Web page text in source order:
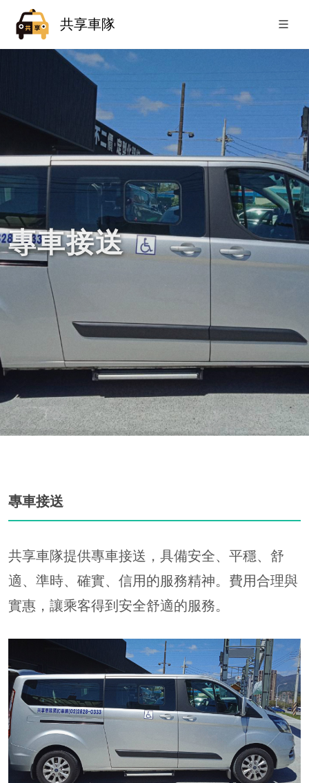
共享車隊
專車接送
專車接送
共享車隊提供專車接送，具備安全、平穩、舒
適、準時、確實、信用的服務精神。費用合理與
實惠，讓乘客得到安全舒適的服務。